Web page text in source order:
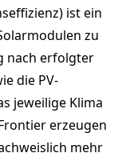
ist ein
zu
nach erfolgter
die PV-
jeweilige Klima
erzeugen
mehr